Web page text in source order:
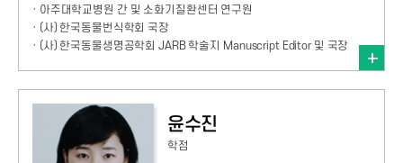
· 아주대학교병원 간 및 소화기질환센터 연구원
· (사) 한국동물번식학회 국장
· (사) 한국동물생명공학회 JARB 학술지 Manuscript Editor 및 국장
윤수진
학점